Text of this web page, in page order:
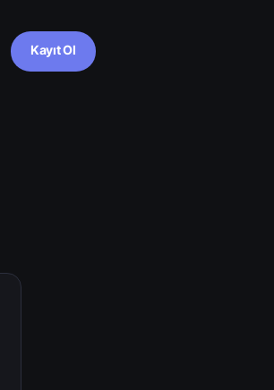
Kayıt Ol